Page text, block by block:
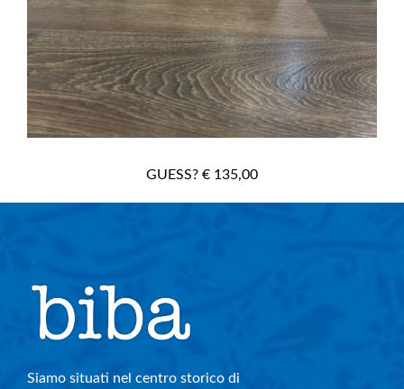
GUESS? € 135,00
Siamo situati nel centro storico di